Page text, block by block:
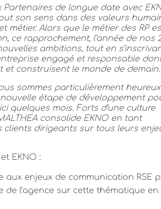
Partenaires de longue date avec
son sens dans des valeurs
Alors que le métier des RP
ce rapprochement, l’année de nos
ambitions, tout en
engagé et responsable
construisent le monde de demain.
sommes particulièrement
étape de développement
quelques mois. Forts d’une culture
consolide EKNO en tant
clients dirigeants sur tous leurs
EKNO :
aux enjeux de communication RSE
l’agence sur cette thématique